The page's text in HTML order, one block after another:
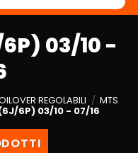
03/10 -
REGOLABILI / MTS
(6J/6P) 03/10 - 07/16